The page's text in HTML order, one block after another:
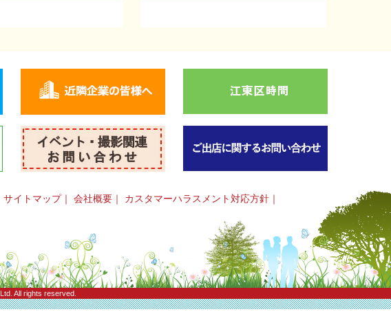
サイトマップ｜ 会社概要 ｜ カスタマーハラスメント対応方針 ｜
All rights reserved.